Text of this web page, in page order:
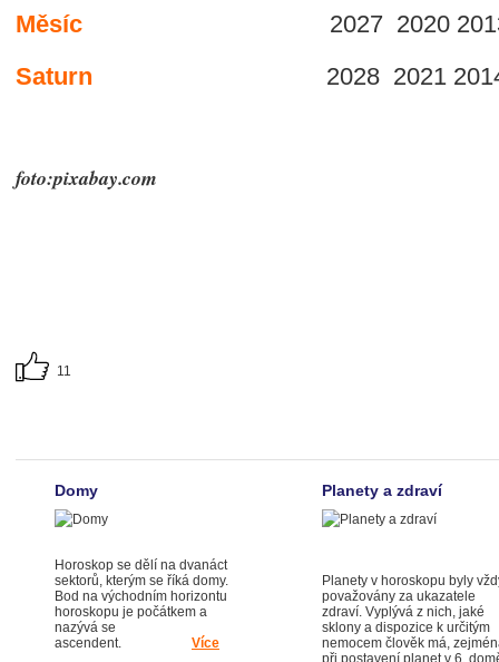
Měsíc
2027 2020 2013
Saturn
2028 2021 2014
foto:pixabay.com
11
Domy
Horoskop se dělí na dvanáct
sektorů, kterým se říká domy.
Bod na východním horizontu
horoskopu je počátkem a
nazývá se
ascendent. Více
Planety a zdraví
Planety v horoskopu byly
považovány za ukazatele
zdraví. Vyplývá z nich, jaké
sklony a dispozice k určitým
nemocem člověk má,
při postavení planet v 6.